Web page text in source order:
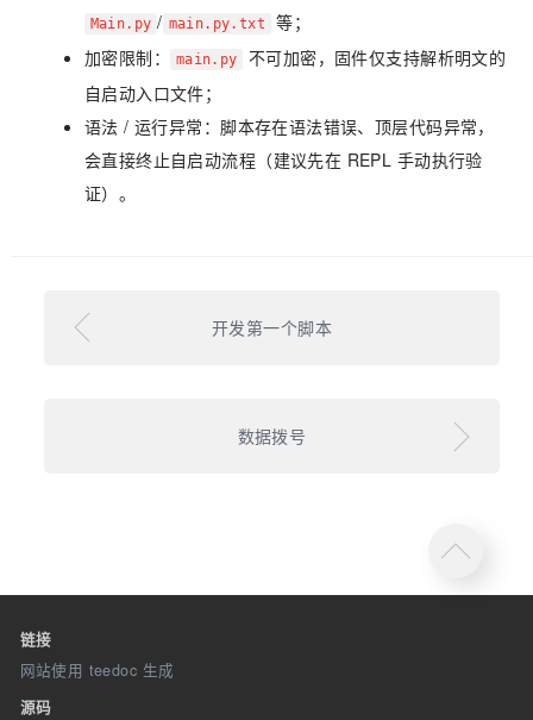
Main.py / main.py.txt
等；
加密限制：
main.py
不可加密，固件仅支持解析明文的
自启动入口文件；
语法 / 运行异常：脚本存在语法错误、顶层代码异常，
会直接终止自启动流程（建议先在 REPL 手动执行验
证）。
开发第一个脚本
数据拨号
链接
网站使用 teedoc 生成
源码